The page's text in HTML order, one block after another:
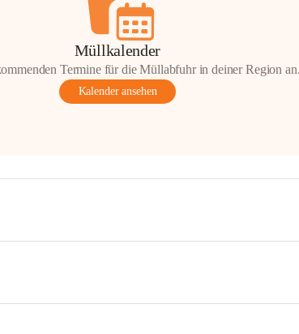
Müllkalender
Termine für die Müllabfuhr in deiner Region
Kalender ansehen